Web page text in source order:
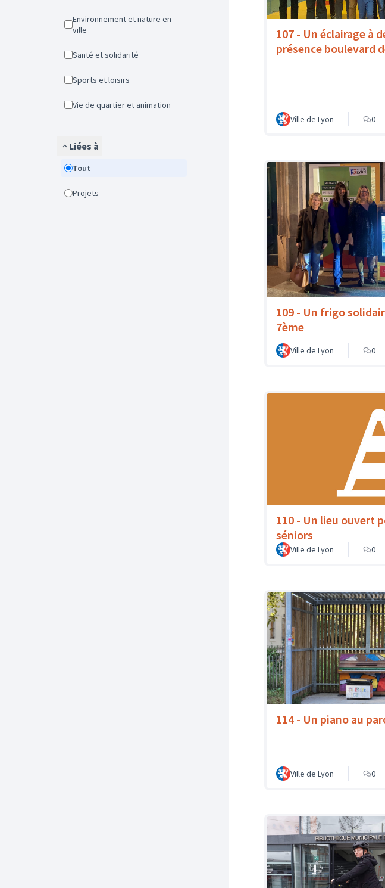
Environnement et nature en
ville
Santé et solidarité
Sports et loisirs
Vie de quartier et animation
Liées à
Tout
Projets
107 - Un éclairage à
présence boulevard
Ville de Lyon 0
109 - Un frigo
7ème
Ville de Lyon 0
110 - Un lieu ouvert
séniors
Ville de Lyon 0
114 - Un piano au
Ville de Lyon 0